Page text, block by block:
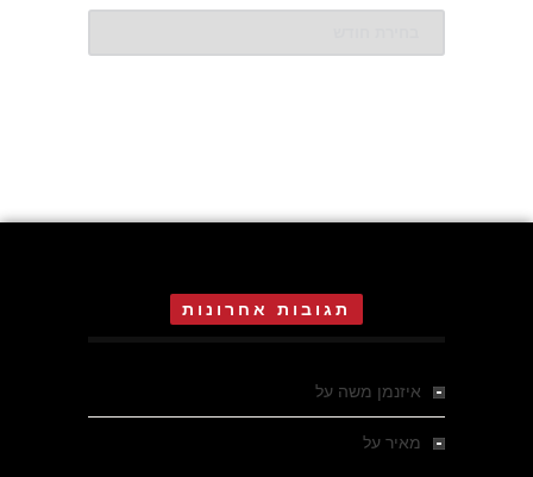
תגובות אחרונות
איזנמן משה על
מאיר על